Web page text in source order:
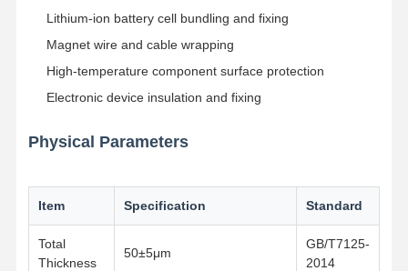
Lithium-ion battery cell bundling and fixing
Magnet wire and cable wrapping
High-temperature component surface protection
Electronic device insulation and fixing
Physical Parameters
Item Specification Standard
Total
Thickness
50±5μm
GB/T7125-
2014